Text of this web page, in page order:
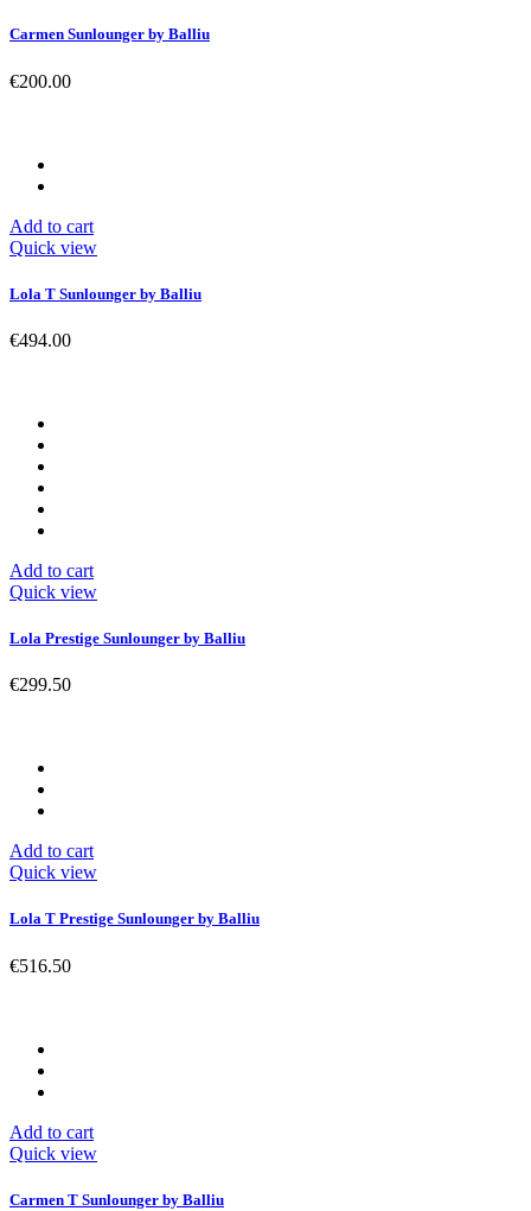
Carmen Sunlounger by Balliu
€200.00
Add to cart
Quick view
Lola T Sunlounger by Balliu
€494.00
Add to cart
Quick view
Lola Prestige Sunlounger by Balliu
€299.50
Add to cart
Quick view
Lola T Prestige Sunlounger by Balliu
€516.50
Add to cart
Quick view
Carmen T Sunlounger by Balliu